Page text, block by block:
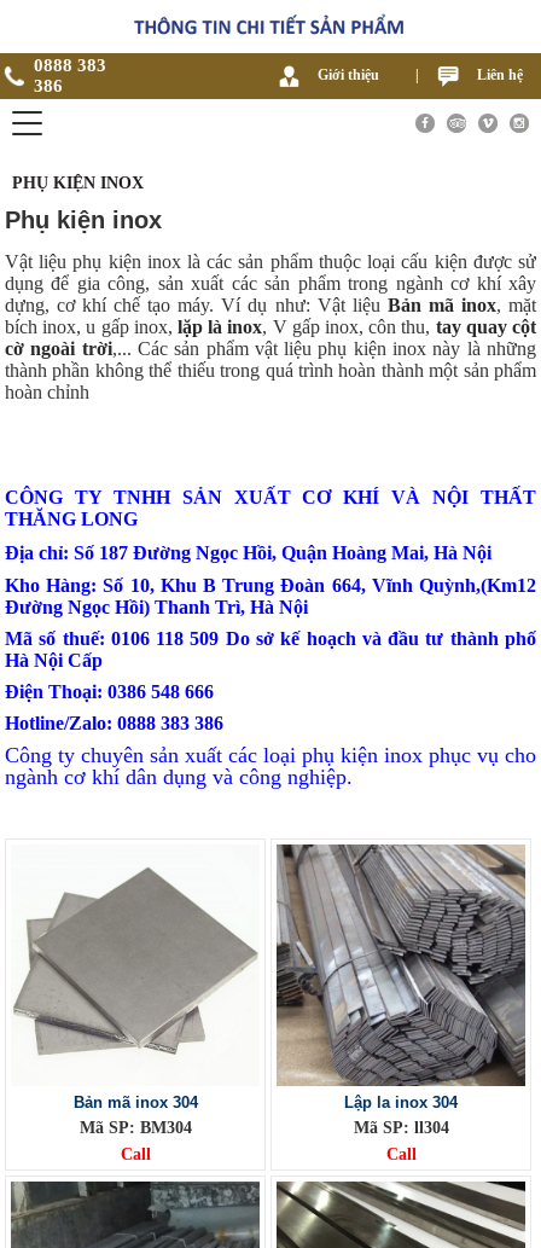
0888 383
386
Giới thiệu Liên hệ
PHỤ KIỆN INOX
Phụ kiện inox
Vật liệu phụ kiện inox là các sản phẩm thuộc loại cấu kiện được sử
dụng để gia công, sản xuất các sản phẩm trong ngành cơ khí xây
dựng, cơ khí chế tạo máy. Ví dụ như: Vật liệu Bản mã inox, mặt
bích inox, u gấp inox, lặp là inox, V gấp inox, côn thu, tay quay cột
cờ ngoài trời,... Các sản phẩm vật liệu phụ kiện inox này là những
thành phần không thể thiếu trong quá trình hoàn thành một sản phẩm
hoàn chỉnh
CÔNG TY TNHH SẢN XUẤT CƠ KHÍ VÀ NỘI THẤT
THĂNG LONG
Địa chỉ: Số 187 Đường Ngọc Hồi, Quận Hoàng Mai, Hà Nội
Kho Hàng: Số 10, Khu B Trung Đoàn 664, Vĩnh Quỳnh,(Km12
Đường Ngọc Hồi) Thanh Trì, Hà Nội
Mã số thuế: 0106 118 509 Do sở kế hoạch và đầu tư thành phố
Hà Nội Cấp
Điện Thoại: 0386 548 666
Hotline/Zalo: 0888 383 386
Công ty chuyên sản xuất các loại phụ kiện inox phục vụ cho
ngành cơ khí dân dụng và công nghiệp.
Bản mã inox 304
Mã SP: BM304
Call
Lập la inox 304
Mã SP: ll304
Call